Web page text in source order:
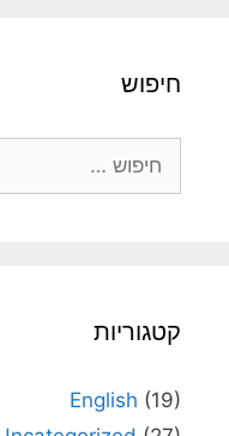
חיפוש
קטגוריות
English (19)